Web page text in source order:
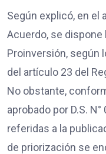
Según explicó, en el
Acuerdo, se
Proinversión, según
del artículo 23 del
No obstante,
aprobado por D.S.
referidas a la
de priorización se